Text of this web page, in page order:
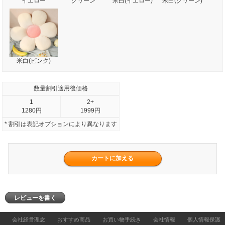
米白(ピンク)
数量割引適用後価格
1
1280円
2+
1999円
* 割引は表記オプションにより異なります
レビューを書く
会社経営理念 おすすめ商品 お買い物手続き 会社情報 個人情報保護